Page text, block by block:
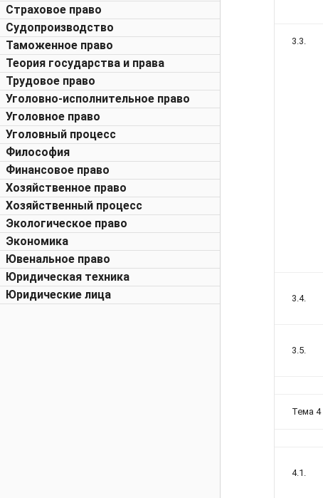
Страховое право
Судопроизводство
Таможенное право
Теория государства и права
Трудовое право
Уголовно-исполнительное право
Уголовное право
Уголовный процесс
Философия
Финансовое право
Хозяйственное право
Хозяйственный процесс
Экологическое право
Экономика
Ювенальное право
Юридическая техника
Юридические лица
3.3.
3.4.
3.5.
Тема 4
4.1.